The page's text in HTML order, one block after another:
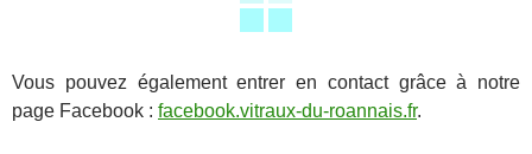
Vous pouvez également entrer en contact grâce à notre
page Facebook : facebook.vitraux-du-roannais.fr.